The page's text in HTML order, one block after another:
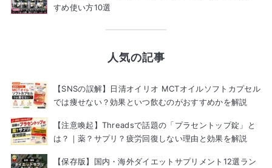
すめ使い方10選
人気の記事
【SNSの誤解】日清オイリオ MCTオイルソフトカプセル
では痩せない？効果といつ飲むのがおすすめかを解説
【注意喚起】Threadsで話題の「プラセントップ錠」と
は？｜薬？サプリ？疲労回復しない理由と効果を解説
【保存版】国内・海外ダイエットサプリメント12選ラン